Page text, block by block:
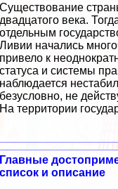
Существование
двадцатого века.
отдельным
Ливии начались
привело к
статуса и системы
наблюдается
безусловно, не
На территории
Главные
список и описание